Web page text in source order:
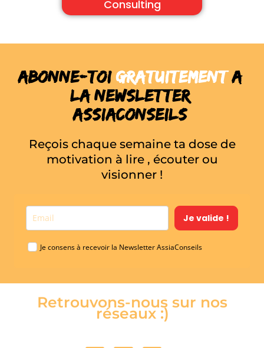
Consulting
Abonne-toi GRATUITEMENTa
la newsletter
ASSIACONSEILS
Reçois chaque semaine ta dose de
motivation à lire , écouter ou
visionner !
Je valide !
Je consens à recevoir la Newsletter AssiaConseils
Retrouvons-nous sur nos
réseaux :)